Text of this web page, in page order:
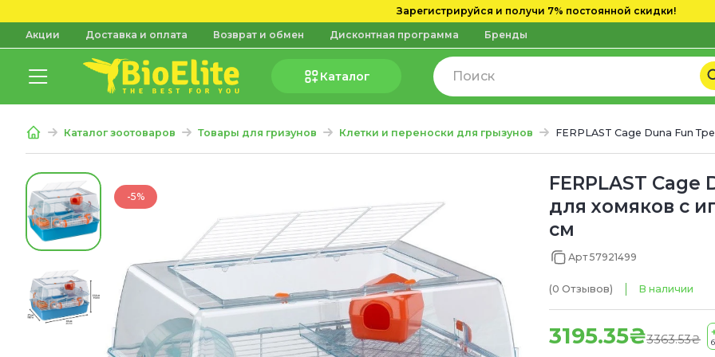
Зарегистрируйся и получи 7% постоянной скидки!
Акции Доставка и оплата Возврат и обмен Дисконтная программа Бренды
Каталог
Каталог зоотоваров Товары для гризунов Клетки и переноски для грызунов FERPLAST Cage Duna Fun
-5%
FERPLAST
для хомяков с
см
Арт 57921499
(0 Отзывов) В наличии
3195.35₴3363.53₴